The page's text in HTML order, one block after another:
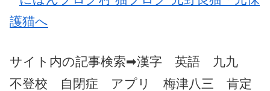
サイト内の記事検索➡漢字 英語 九九
不登校 自閉症 アプリ 梅津八三 肯定